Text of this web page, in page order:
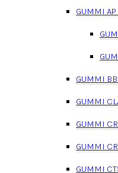
GUMMI AP
GUMMI
GUMMI
GUMMI
GUMMI
GUMMI